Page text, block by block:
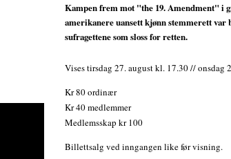
Kampen frem mot "the 19. Amendment" i
amerikanere uansett kjønn stemmerett var
sufragettene som sloss for retten.
Vises tirsdag 27. august kl. 17.30 // onsdag
Kr 80 ordinær
Kr 40 medlemmer
Medlemsskap kr 100
Billettsalg ved inngangen like før visning.